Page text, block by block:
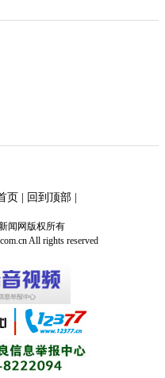
页| 回到顶部|
闻网版权所有
All rights reserved